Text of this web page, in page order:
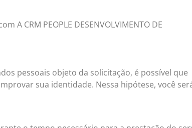
CRM PEOPLE DESENVOLVIMENTO DE
pessoais objeto da solicitação, é possível que
sua identidade. Nessa hipótese, você